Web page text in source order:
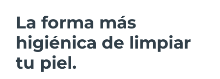
La forma más
higiénica de limpiar
tu piel.
Limpieza facial
Austria
Baréin Entrega prevista 8/11/26
Bélgica